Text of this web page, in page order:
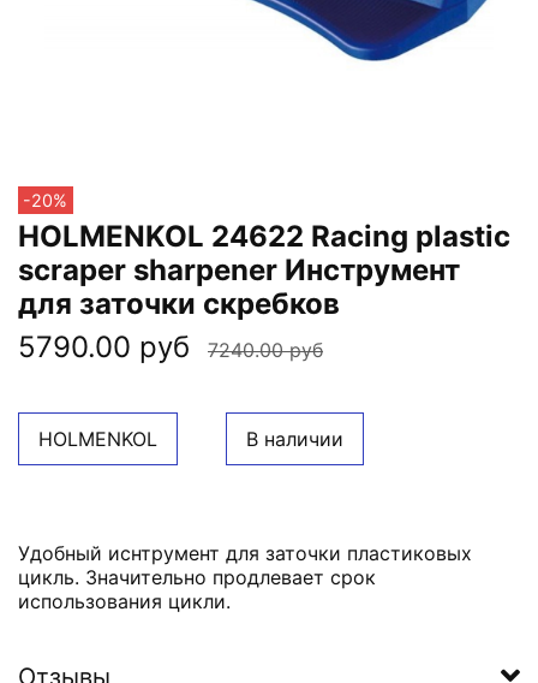
-20%
HOLMENKOL 24622 Racing plastic
scraper sharpener Инструмент
для заточки скребков
5790.00 руб
7240.00 руб
HOLMENKOL В наличии
Удобный иснтрумент для заточки пластиковых
цикль. Значительно продлевает срок
использования цикли.